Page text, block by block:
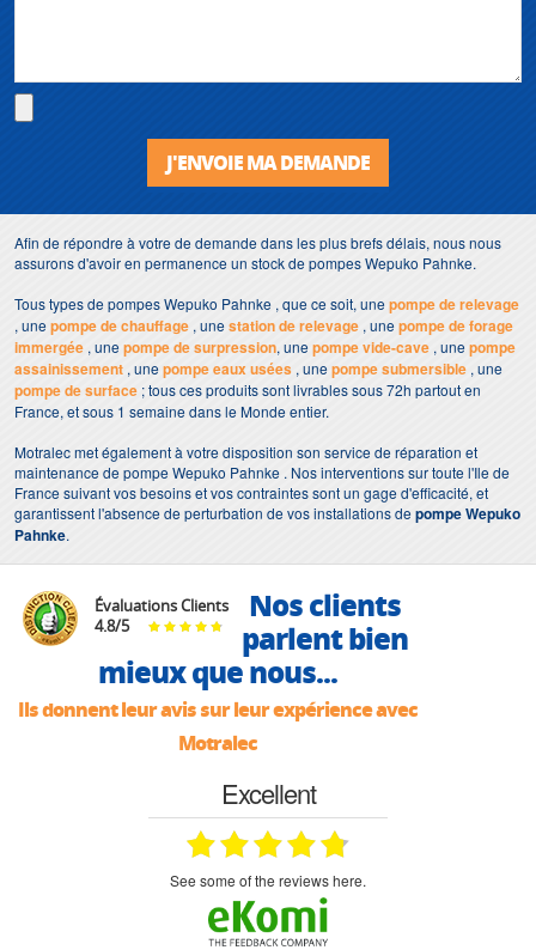
J'ENVOIE MA DEMANDE
Afin de répondre à votre de demande dans les plus brefs délais, nous nous
assurons d'avoir en permanence un stock de pompes Wepuko Pahnke.
Tous types de pompes Wepuko Pahnke , que ce soit, unepompe de relevage
, unepompe de chauffage , unestation de relevage , unepompe de forage
immergée , unepompe de surpression, unepompe vide-cave , unepompe
assainissement , unepompe eaux usées , unepompe submersible , une
pompe de surface ; tous ces produits sont livrables sous 72h partout en
France, et sous 1 semaine dans le Monde entier.
Motralec met également à votre disposition son service de réparation et
maintenance de pompe Wepuko Pahnke . Nos interventions sur toute l'Ile de
France suivant vos besoins et vos contraintes sont un gage d'efficacité, et
garantissent l'absence de perturbation de vos installations depompe Wepuko
Pahnke.
Évaluations Clients
4.8/5
Nos clients
parlent bien
mieux que nous...
Ils donnent leur avis sur leur expérience avec
Motralec
Excellent
see some of the reviews here.